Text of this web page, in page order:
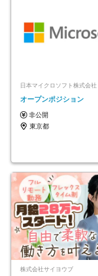
オープンポジション
非公開
東京都
株式会社サイヨウブ